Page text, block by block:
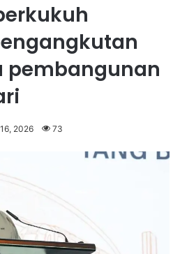
pembangunan
2026 73